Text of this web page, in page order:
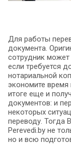
Для работы
документа.
сотрудник
если требуется
нотариальной
экономите время
итоге еще и
документов: и
некоторых
переводу. Тогда
Perevedi.by не
но и всю